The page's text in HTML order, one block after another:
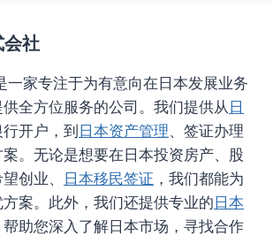
会社
一家专注于为有意向在日本发展业务
全方位服务的公司。我们提供从日
行开户，到日本资产管理、签证办理
。无论是想要在日本投资房产、股
创业、 日本移民签证 ，我们都能为
案。此外，我们还提供专业的日本
帮助您深入了解日本市场，寻找合作